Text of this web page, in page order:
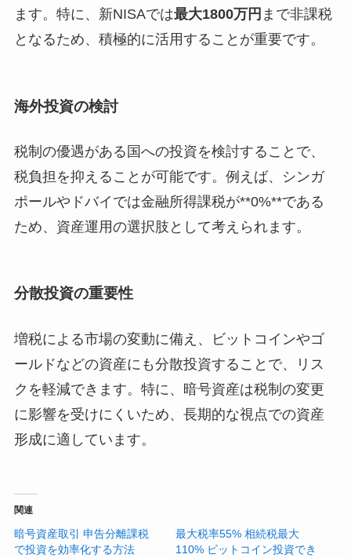
ます。特に、新NISAでは最大1800万円 まで非課税
となるため、積極的に活用することが重要です。
海外投資の検討
税制の優遇がある国への投資を検討することで、
税負担を抑えることが可能です。例えば、シンガ
ポールやドバイでは金融所得課税が**0%**である
ため、資産運用の選択肢として考えられます。
分散投資の重要性
増税による市場の変動に備え、ビットコインやゴ
ールドなどの資産にも分散投資することで、リス
クを軽減できます。特に、暗号資産は税制の変更
に影響を受けにくいため、長期的な視点での資産
形成に適しています。
関連
暗号資産取引 申告分離課税
で投資を効率化する方法
最大税率55% 相続税最大
110% ビットコイン投資でき